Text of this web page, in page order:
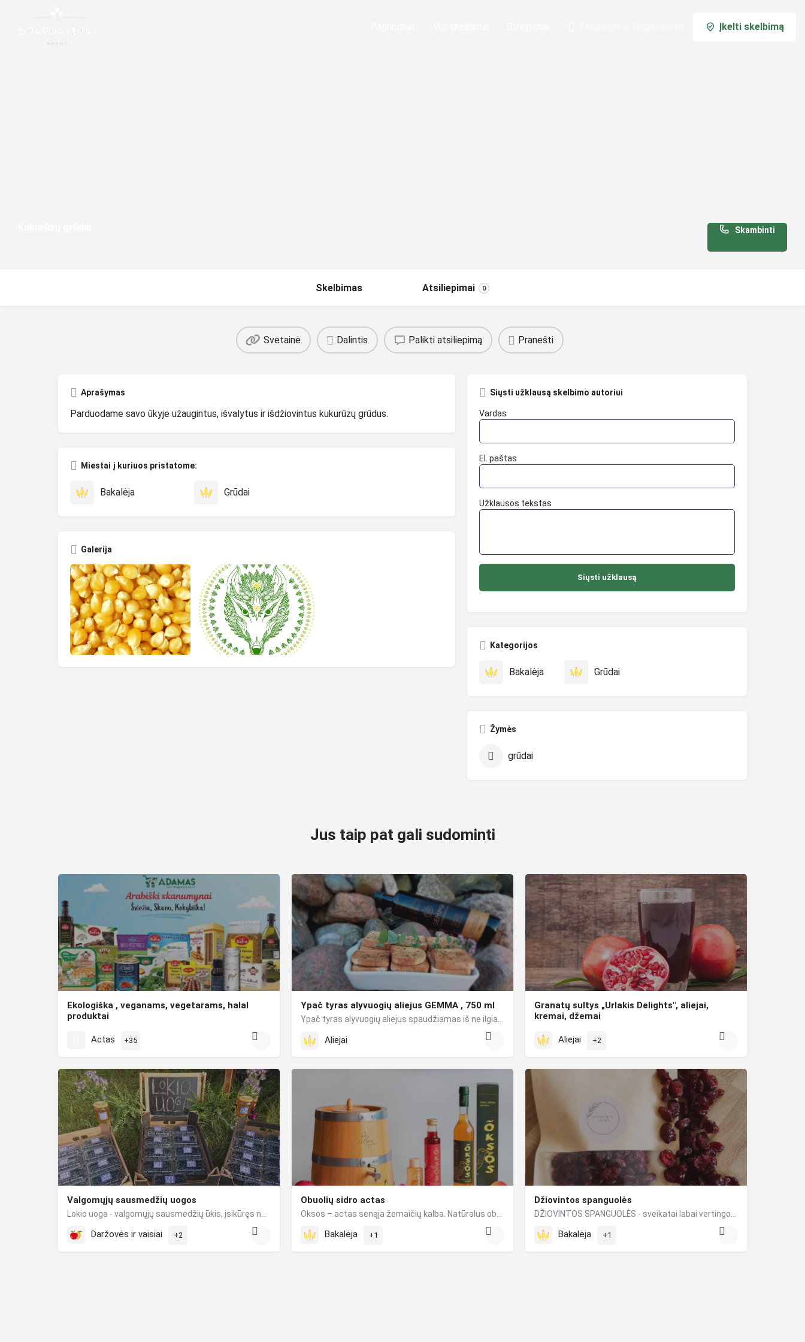
Įkelti skelbimą
Skambinti
Skelbimas Atsiliepimai 0
Svetainė Dalintis Palikti atsiliepimą Pranešti
Aprašymas
Parduodame savo ūkyje užaugintus, išvalytus ir išdžiovintus kukurūzų grūdus.
Miestai į kuriuos pristatome:
Bakalėja Grūdai
Galerija
Siųsti užklausą skelbimo autoriui
Vardas
El. paštas
Užklausos tekstas
Kategorijos
Bakalėja Grūdai
Žymės
grūdai
Jus taip pat gali sudominti
Ekologiška , veganams, vegetarams, halal
produktai
Actas +35
Ypač tyras alyvuogių aliejus GEMMA , 750 ml
Aliejai
Granatų sultys „Urlakis Delights", aliejai,
kremai, džemai
Aliejai +2
Valgomųjų sausmedžių uogos
Daržovės ir vaisiai +2
Obuolių sidro actas
Bakalėja +1
Džiovintos spanguolės
Bakalėja +1